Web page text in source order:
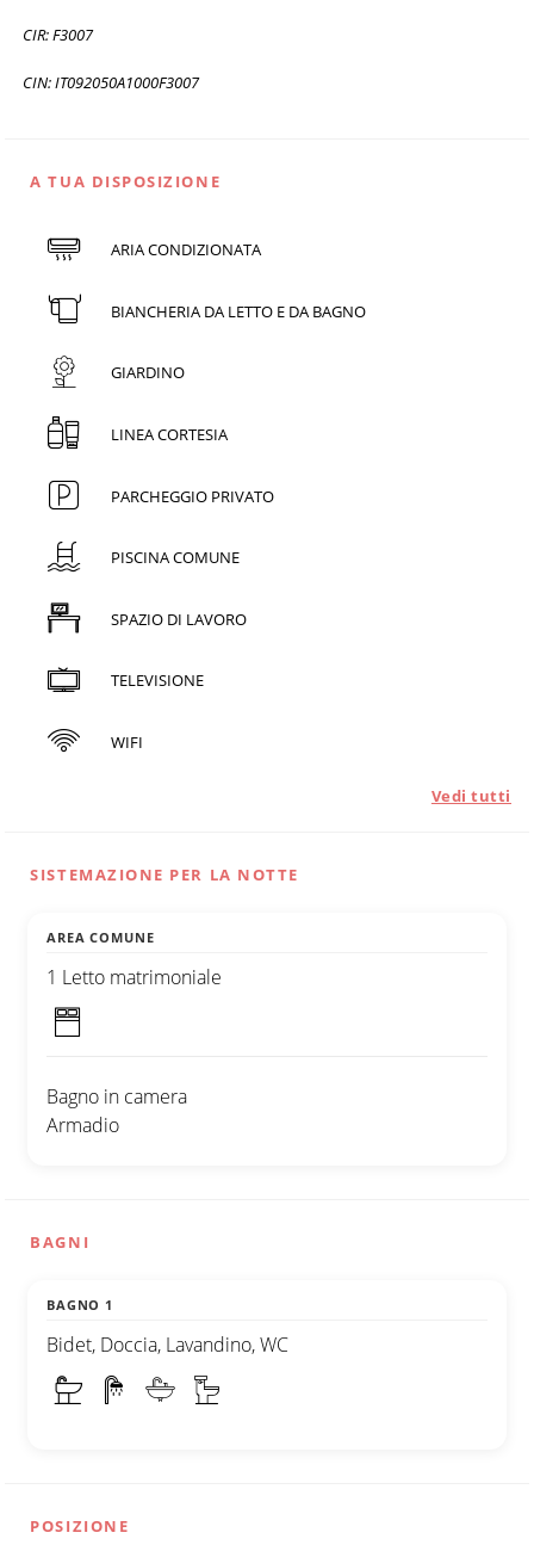
CIR: F3007
CIN: IT092050A1000F3007
A TUA DISPOSIZIONE
ARIA CONDIZIONATA
BIANCHERIA DA LETTO E DA BAGNO
GIARDINO
LINEA CORTESIA
PARCHEGGIO PRIVATO
PISCINA COMUNE
SPAZIO DI LAVORO
TELEVISIONE
WIFI
Vedi tutti
SISTEMAZIONE PER LA NOTTE
AREA COMUNE
1 Letto matrimoniale
Bagno in camera
Armadio
BAGNI
BAGNO 1
Bidet, Doccia, Lavandino, WC
POSIZIONE